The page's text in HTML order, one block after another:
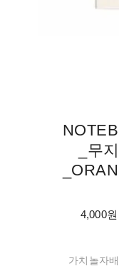
_무지
4,000원
가치놀자